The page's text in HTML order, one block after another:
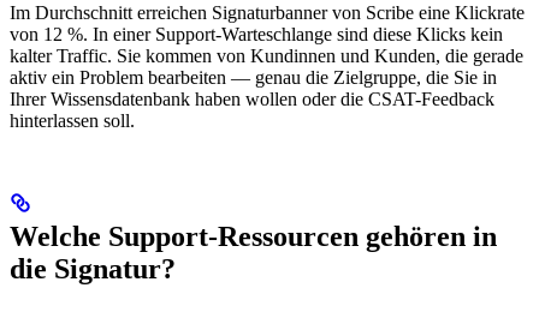
Im Durchschnitt erreichen Signaturbanner von Scribe eine Klickrate
von 12 %. In einer Support-Warteschlange sind diese Klicks kein
kalter Traffic. Sie kommen von Kundinnen und Kunden, die gerade
aktiv ein Problem bearbeiten — genau die Zielgruppe, die Sie in
Ihrer Wissensdatenbank haben wollen oder die CSAT-Feedback
hinterlassen soll.
Welche Support-Ressourcen gehören in
die Signatur?